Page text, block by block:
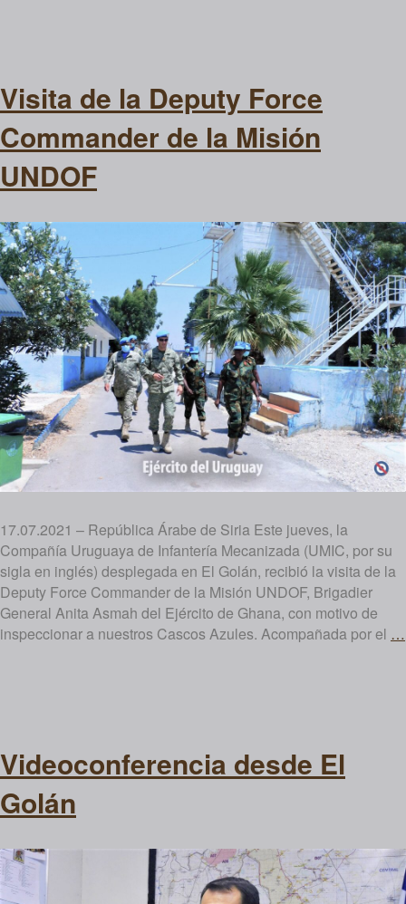
Visita de la Deputy Force
Commander de la Misión
UNDOF
17.07.2021 – República Árabe de Siria Este jueves, la
Compañía Uruguaya de Infantería Mecanizada (UMIC, por su
sigla en inglés) desplegada en El Golán, recibió la visita de la
Deputy Force Commander de la Misión UNDOF, Brigadier
General Anita Asmah del Ejército de Ghana, con motivo de
inspeccionar a nuestros Cascos Azules. Acompañada por el …
Videoconferencia desde El
Golán